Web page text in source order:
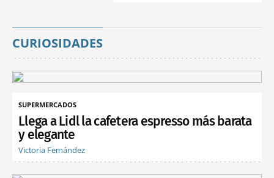
CURIOSIDADES
SUPERMERCADOS
Llega a Lidl la cafetera espresso más barata
y elegante
Victoria Fernández